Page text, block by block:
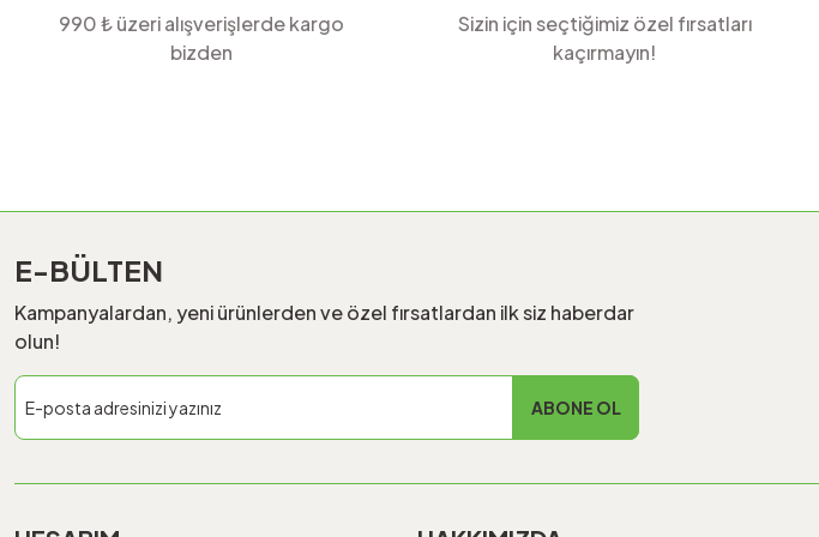
990 ₺ üzeri alışverişlerde kargo
bizden
Sizin için seçtiğimiz özel fırsatları
kaçırmayın!
E-BÜLTEN
Kampanyalardan, yeni ürünlerden ve özel fırsatlardan ilk siz haberdar
olun!
ABONE OL